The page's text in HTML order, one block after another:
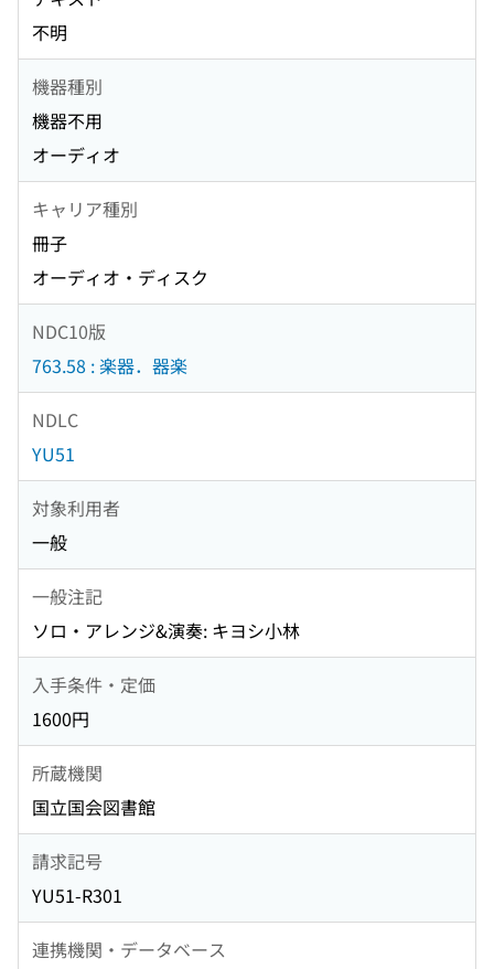
不明
機器種別
機器不用
オーディオ
キャリア種別
冊子
オーディオ・ディスク
NDC10版
763.58 : 楽器．器楽
NDLC
YU51
対象利用者
一般
一般注記
ソロ・アレンジ&演奏: キヨシ小林
入手条件・定価
1600円
所蔵機関
国立国会図書館
請求記号
YU51-R301
連携機関・データベース